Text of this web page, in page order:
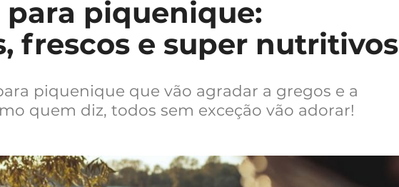
para piquenique:
frescos e super nutritivos
piquenique que vão agradar a gregos e a
quem diz, todos sem exceção vão adorar!